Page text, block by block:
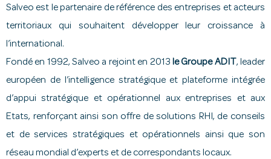
Salveo est le partenaire de référence des entreprises et acteurs
territoriaux qui souhaitent développer leur croissance à
l’international.
Fondé en 1992, Salveo a rejoint en 2013 le Groupe ADIT , leader
européen de l’intelligence stratégique et plateforme intégrée
d’appui stratégique et opérationnel aux entreprises et aux
Etats, renforçant ainsi son offre de solutions RHI, de conseils
et de services stratégiques et opérationnels ainsi que son
réseau mondial d’experts et de correspondants locaux.